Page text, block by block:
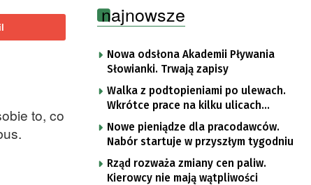
to, co
najnowsze
Nowa odsłona Akademii Pływania
Słowianki. Trwają zapisy
Walka z podtopieniami po ulewach.
Wkrótce prace na kilku ulicach
Gorzowa
Nowe pieniądze dla pracodawców.
Nabór startuje w przyszłym tygodniu
Rząd rozważa zmiany cen paliw.
Kierowcy nie mają wątpliwości